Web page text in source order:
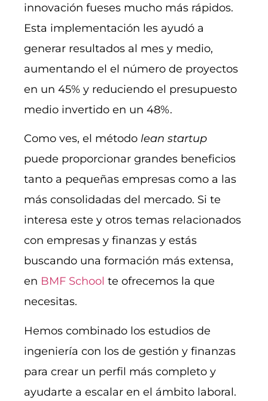
innovación fueses mucho más rápidos.
Esta implementación les ayudó a
generar resultados al mes y medio,
aumentando el el número de proyectos
en un 45% y reduciendo el presupuesto
medio invertido en un 48%.
Como ves, el método lean startup
puede proporcionar grandes beneficios
tanto a pequeñas empresas como a las
más consolidadas del mercado. Si te
interesa este y otros temas relacionados
con empresas y finanzas y estás
buscando una formación más extensa,
en BMF School te ofrecemos la que
necesitas.
Hemos combinado los estudios de
ingeniería con los de gestión y finanzas
para crear un perfil más completo y
ayudarte a escalar en el ámbito laboral.